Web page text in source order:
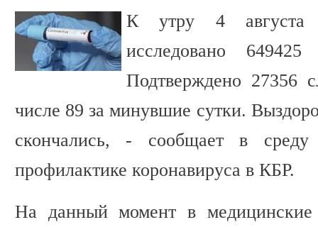
К утру 4 августа
исследовано
Подтверждено 27356
числе 89 за минувшие сутки.
скончались, - сообщает в
профилактике коронавируса в КБР.
На данный момент в медицинские